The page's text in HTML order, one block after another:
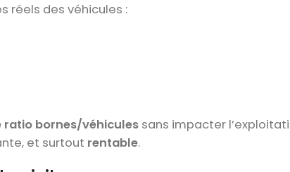
réels des véhicules :
ratio bornes/véhicules sans impacter
et surtout rentable.